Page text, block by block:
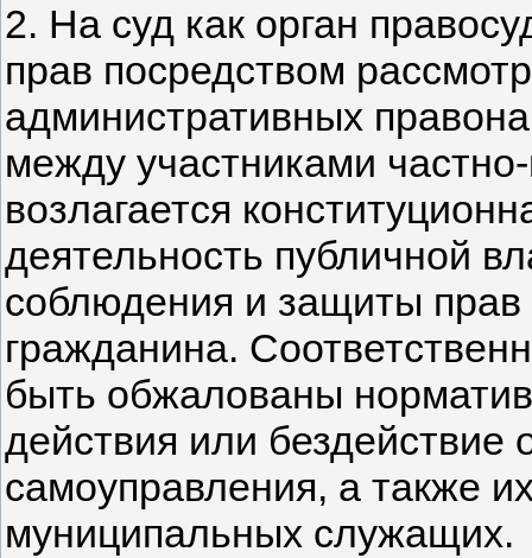
2. На суд как орган
прав посредством
административных
между участниками
возлагается
деятельность публичной
соблюдения и защиты прав
гражданина.
быть обжалованы
действия или бездействие
самоуправления, а также
муниципальных служащих.